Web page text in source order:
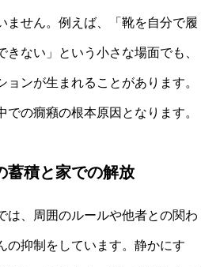
ません。例えば、「靴を自分で履
きない」という小さな場面でも、
ョンが生まれることがあります。
での癇癪の根本原因となります。
蓄積と家での解放
は、周囲のルールや他者との関わ
の抑制をしています。静かにす